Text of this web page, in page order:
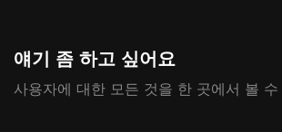
얘기 좀 하고 싶어요
사용자에 대한 모든 것을 한 곳에서 볼